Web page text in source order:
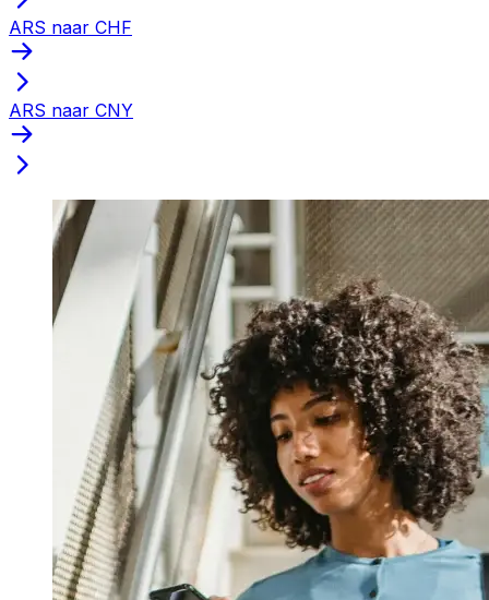
ARS naar CHF
ARS naar CNY